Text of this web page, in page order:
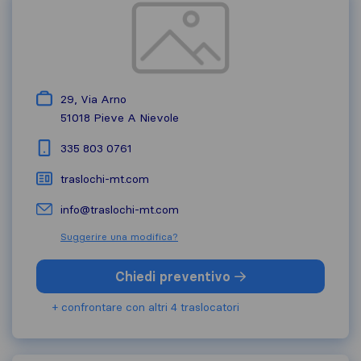
29, Via Arno
51018 Pieve A Nievole
335 803 0761
traslochi-mt.com
info@traslochi-mt.com
Suggerire una modifica?
Chiedi preventivo
+ confrontare con altri 4 traslocatori